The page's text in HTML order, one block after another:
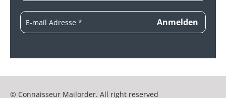
© Connaisseur Mailorder. All right reserved